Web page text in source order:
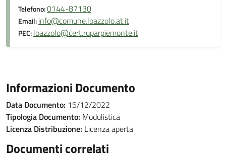
Telefono:0144-87130
Email:info@comune.loazzolo.at.it
PEC:loazzolo@cert.ruparpiemonte.it
Informazioni Documento
Data Documento: 15/12/2022
Tipologia Documento: Modulistica
Licenza Distribuzione: Licenza aperta
Documenti correlati